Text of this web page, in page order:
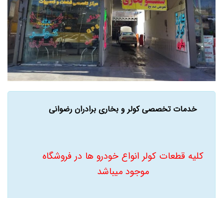
خدمات تخصصی کولر و بخاری برادران رضوانی
کليه قطعات کولر انواع خودرو ها در فروشگاه
موجود میباشد